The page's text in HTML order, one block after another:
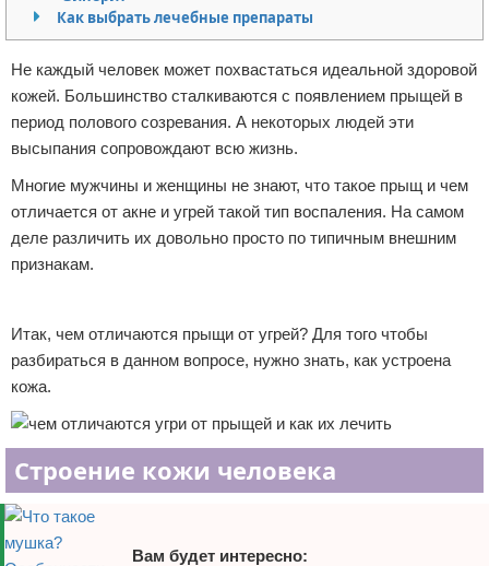
Уход за ногтями
Макияж
СПА процедуры
Парфюмерия
Разное
Уход за лицом
Хирургия
Отказ от ответственности
Как выбрать лечебные препараты
Не каждый человек может похвастаться идеальной здоровой
кожей. Большинство сталкиваются с появлением прыщей в
период полового созревания. А некоторых людей эти
высыпания сопровождают всю жизнь.
Многие мужчины и женщины не знают, что такое прыщ и чем
отличается от акне и угрей такой тип воспаления. На самом
деле различить их довольно просто по типичным внешним
признакам.
Итак, чем отличаются прыщи от угрей? Для того чтобы
разбираться в данном вопросе, нужно знать, как устроена
кожа.
Строение кожи человека
Вам будет интересно: